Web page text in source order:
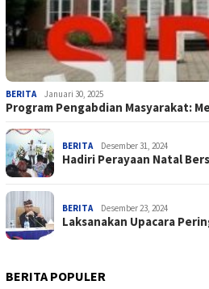
BERITA Januari 30, 2025
Program Pengabdian Masyarakat:
BERITA Desember 31, 2024
Hadiri Perayaan Natal
BERITA Desember 23, 2024
Laksanakan Upacara
BERITA POPULER